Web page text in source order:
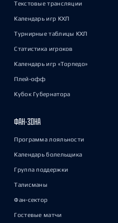
Текстовые трансляции
Календарь игр КХЛ
Турнирные таблицы КХЛ
Статистика игроков
Календарь игр «Торпедо»
Плей-офф
Кубок Губернатора
ФАН-ЗОНА
Программа лояльности
Календарь болельщика
Группа поддержки
Талисманы
Фан-сектор
Гостевые матчи